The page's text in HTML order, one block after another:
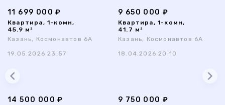
11 699 000 ₽
Квартира, 1-комн,
45.9 м²
Казань, Космонавтов 6А
19.05.2026 23:57
9 650 000 ₽
Квартира, 1-комн,
41.7 м²
Казань, Космонавтов 6А
18.04.2026 20:10
14 500 000 ₽ 9 750 000 ₽